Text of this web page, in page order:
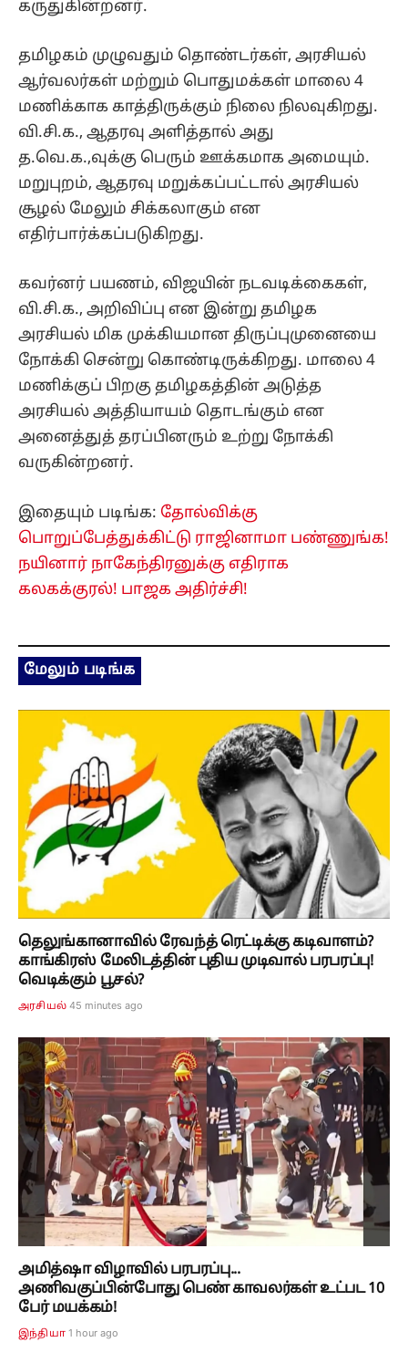
கருதுகின்றனர்.
தமிழகம் முழுவதும் தொண்டர்கள், அரசியல்
ஆர்வலர்கள் மற்றும் பொதுமக்கள் மாலை 4
மணிக்காக காத்திருக்கும் நிலை நிலவுகிறது.
வி.சி.க., ஆதரவு அளித்தால் அது
த.வெ.க.,வுக்கு பெரும் ஊக்கமாக அமையும்.
மறுபுறம், ஆதரவு மறுக்கப்பட்டால் அரசியல்
சூழல் மேலும் சிக்கலாகும் என
எதிர்பார்க்கப்படுகிறது.
கவர்னர் பயணம், விஜயின் நடவடிக்கைகள்,
வி.சி.க., அறிவிப்பு என இன்று தமிழக
அரசியல் மிக முக்கியமான திருப்புமுனையை
நோக்கி சென்று கொண்டிருக்கிறது. மாலை 4
மணிக்குப் பிறகு தமிழகத்தின் அடுத்த
அரசியல் அத்தியாயம் தொடங்கும் என
அனைத்துத் தரப்பினரும் உற்று நோக்கி
வருகின்றனர்.
இதையும் படிங்க: தோல்விக்கு
பொறுப்பேத்துக்கிட்டு ராஜினாமா பண்ணுங்க!
நயினார் நாகேந்திரனுக்கு எதிராக
கலகக்குரல்! பாஜக அதிர்ச்சி!
மேலும் படிங்க
தெலுங்கானாவில் ரேவந்த் ரெட்டிக்கு கடிவாளம்?
காங்கிரஸ் மேலிடத்தின் புதிய முடிவால் பரபரப்பு!
வெடிக்கும் பூசல்?
அரசியல் 45 minutes ago
அமித்ஷா விழாவில் பரபரப்பு...
அணிவகுப்பின்போது பெண் காவலர்கள் உட்பட 10
பேர் மயக்கம்!
இந்தியா 1 hour ago